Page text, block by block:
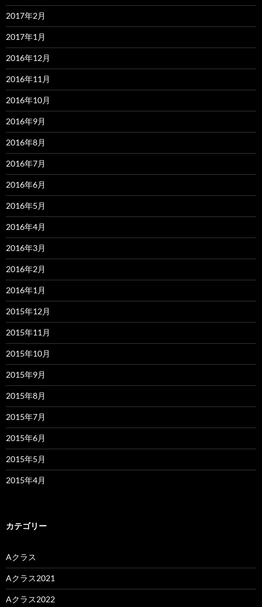
2017年2月
2017年1月
2016年12月
2016年11月
2016年10月
2016年9月
2016年8月
2016年7月
2016年6月
2016年5月
2016年4月
2016年3月
2016年2月
2016年1月
2015年12月
2015年11月
2015年10月
2015年9月
2015年8月
2015年7月
2015年6月
2015年5月
2015年4月
カテゴリー
Aクラス
Aクラス2021
Aクラス2022